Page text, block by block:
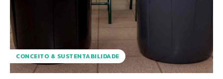
CONCEITO & SUSTENTABILIDADE